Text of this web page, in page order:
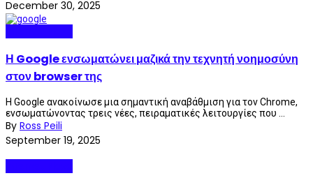
December 30, 2025
Η Google ενσωματώνει μαζικά την τεχνητή νοημοσύνη
στον browser της
Η Google ανακοίνωσε μια σημαντική αναβάθμιση για τον Chrome,
ενσωματώνοντας τρεις νέες, πειραματικές λειτουργίες που ...
By Ross Peili
September 19, 2025